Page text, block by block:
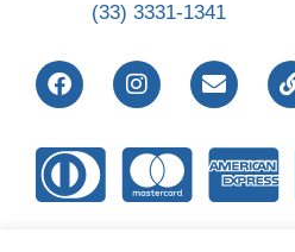
(33) 3331-1341